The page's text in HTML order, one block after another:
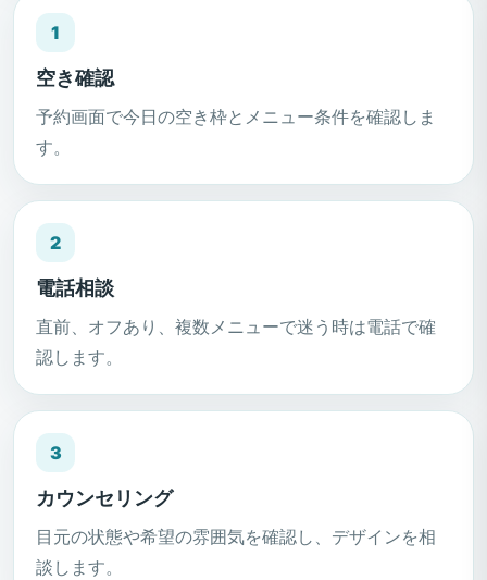
1
空き確認
予約画面で今日の空き枠とメニュー条件を確認しま
す。
2
電話相談
直前、オフあり、複数メニューで迷う時は電話で確
認します。
3
カウンセリング
目元の状態や希望の雰囲気を確認し、デザインを相
談します。